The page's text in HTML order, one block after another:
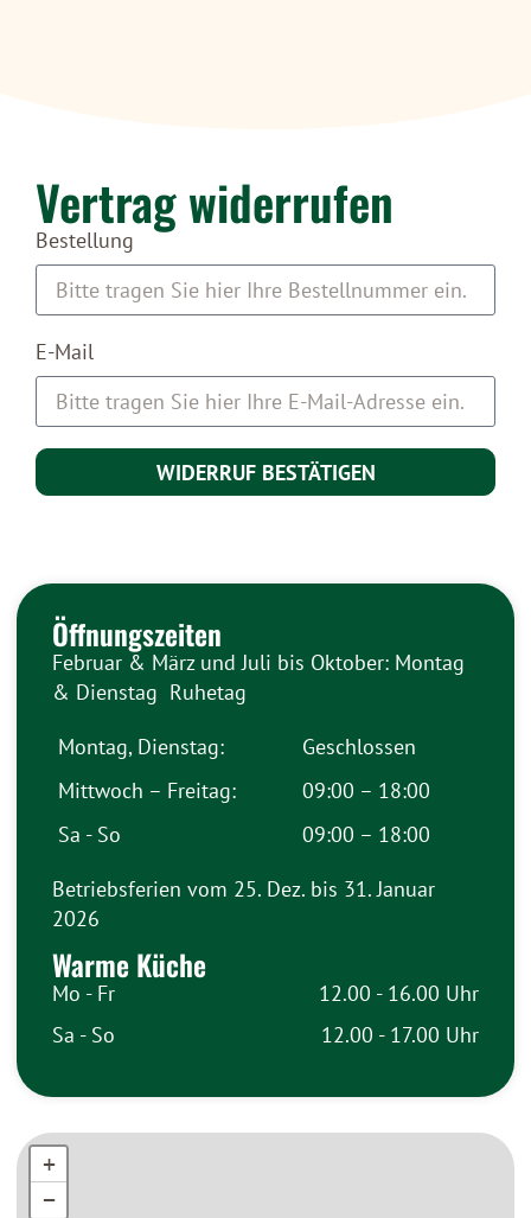
Vertrag widerrufen
Bestellung
E-Mail
WIDERRUF BESTÄTIGEN
+
−
+
−
Öffnungszeiten
Februar & März und Juli bis Oktober: Montag
& Dienstag Ruhetag
Montag, Dienstag:
Geschlossen
Mittwoch – Freitag:
09:00 – 18:00
Sa - So
09:00 – 18:00
Betriebsferien vom 25. Dez. bis 31. Januar
2026
Warme Küche
Mo - Fr
12.00 - 16.00 Uhr
Sa - So
12.00 - 17.00 Uhr